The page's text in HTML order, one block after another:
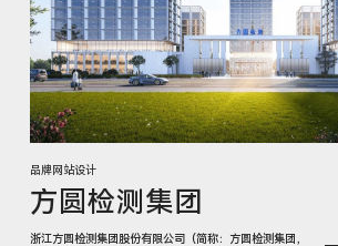
品牌网站设计
方圆检测集团
浙江方圆检测集团股份有限公司（简称：方圆检测集团，